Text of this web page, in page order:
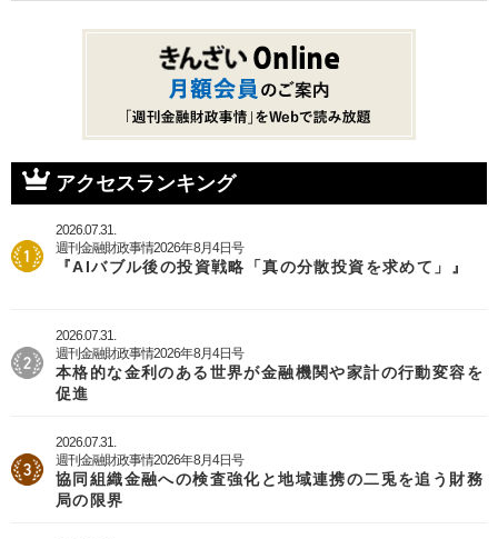
アクセスランキング
2026.07.31.
週刊金融財政事情2026年8月4日号
『AIバブル後の投資戦略「真の分散投資を求めて」』
2026.07.31.
週刊金融財政事情2026年8月4日号
本格的な金利のある世界が金融機関や家計の行動変容を
促進
2026.07.31.
週刊金融財政事情2026年8月4日号
協同組織金融への検査強化と地域連携の二兎を追う財務
局の限界